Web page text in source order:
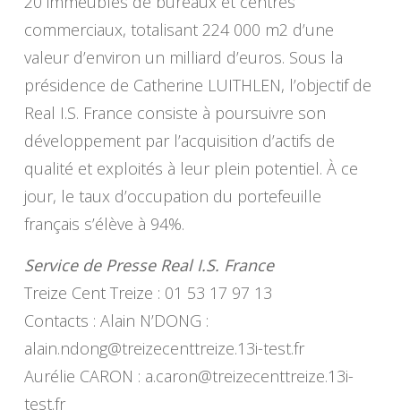
commerciaux, totalisant 224 000 m2 d’une
valeur d’environ un milliard d’euros. Sous la
présidence de Catherine LUITHLEN, l’objectif de
Real I.S. France consiste à poursuivre son
développement par l’acquisition d’actifs de
qualité et exploités à leur plein potentiel. À ce
jour, le taux d’occupation du portefeuille
français s’élève à 94%.
Service de Presse Real I.S. France
Treize Cent Treize : 01 53 17 97 13
Contacts : Alain N’DONG :
alain.ndong@treizecenttreize.13i-test.fr
Aurélie CARON : a.caron@treizecenttreize.13i-
test.fr